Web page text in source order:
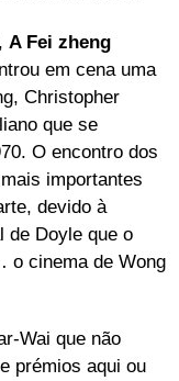
A Fei zheng
em cena uma
Christopher
que se
O encontro dos
importantes
devido à
de Doyle que o
o cinema de Wong
Wai que não
prémios aqui ou